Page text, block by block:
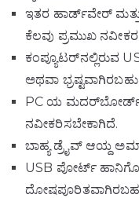
ಇತರ ಹಾರ್ಡ್‌ವೇರ್
ಕೆಲವು ಪ್ರಮುಖ
ಕಂಪ್ಯೂಟರ್‌ನಲ್ಲಿರುವ
ಅಥವಾ
PC ಯ ಮದರ್‌ಬೋರ್ಡ್
ನವೀಕರಿಸಬೇಕಾಗಿದೆ.
ಬಾಹ್ಯ ಡ್ರೈವ್ ಆಯ್ದ
USB ಪೋರ್ಟ್